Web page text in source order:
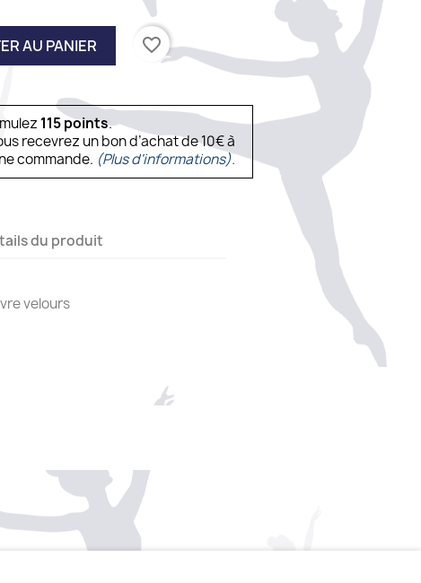
AU PANIER favorite_border
115points.
recevrez un bon d’achat de 10€ à
commande. (Plus d'informations).
du produit
velours